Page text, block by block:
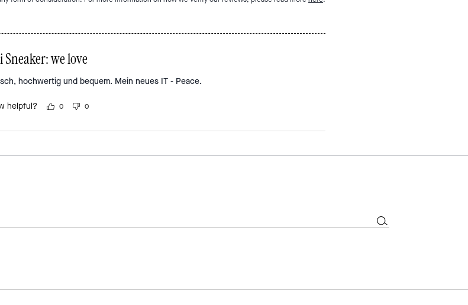
Sneaker: we love
hochwertig und bequem. Mein neues IT - Peace.
helpful? 0 0